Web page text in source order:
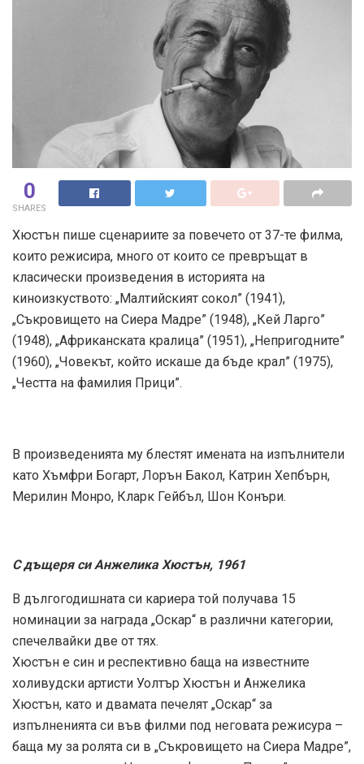
0
SHARES
Хюстън пише сценариите за повечето от 37-те филма,
които режисира, много от които се превръщат в
класически произведения в историята на
киноизкуството: „Малтийският сокол” (1941),
„Съкровището на Сиера Мадре” (1948), „Кей Ларго”
(1948), „Африканската кралица” (1951), „Непригодните”
(1960), „Човекът, който искаше да бъде крал” (1975),
„Честта на фамилия Прици”.
В произведенията му блестят имената на изпълнители
като Хъмфри Богарт, Лорън Бакол, Катрин Хепбърн,
Мерилин Монро, Кларк Гейбъл, Шон Конъри.
С дъщеря си Анжелика Хюстън, 1961
В дългогодишната си кариера той получава 15
номинации за награда „Оскар“ в различни категории,
спечелвайки две от тях.
Хюстън е син и респективно баща на известните
холивудски артисти Уолтър Хюстън и Анжелика
Хюстън, като и двамата печелят „Оскар“ за
изпълненията си във филми под неговата режисура –
баща му за ролята си в „Съкровището на Сиера Мадре”,